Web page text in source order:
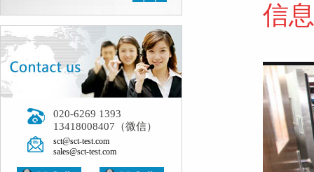
020-6269 1393
13418008407（微信）
sct@sct-test.com
sales@sct-test.com
信